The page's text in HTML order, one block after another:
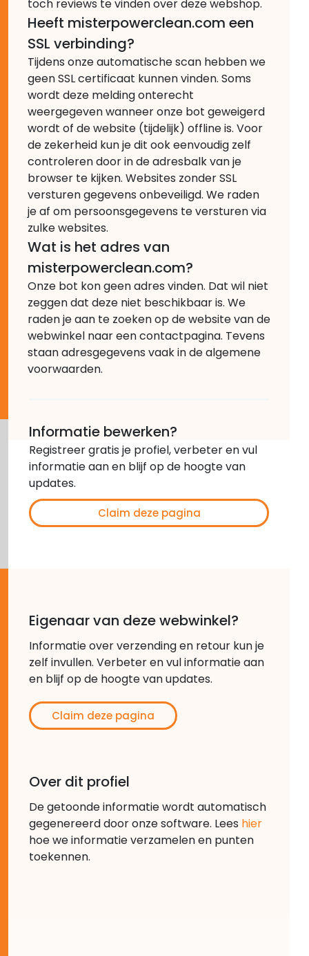
toch reviews te vinden over deze webshop.
Heeft misterpowerclean.com een
SSL verbinding?
Tijdens onze automatische scan hebben we
geen SSL certificaat kunnen vinden. Soms
wordt deze melding onterecht
weergegeven wanneer onze bot geweigerd
wordt of de website (tijdelijk) offline is. Voor
de zekerheid kun je dit ook eenvoudig zelf
controleren door in de adresbalk van je
browser te kijken. Websites zonder SSL
versturen gegevens onbeveiligd. We raden
je af om persoonsgegevens te versturen via
zulke websites.
Wat is het adres van
misterpowerclean.com?
Onze bot kon geen adres vinden. Dat wil niet
zeggen dat deze niet beschikbaar is. We
raden je aan te zoeken op de website van de
webwinkel naar een contactpagina. Tevens
staan adresgegevens vaak in de algemene
voorwaarden.
Informatie bewerken?
Registreer gratis je profiel, verbeter en vul
informatie aan en blijf op de hoogte van
updates.
Claim deze pagina
Eigenaar van deze webwinkel?
Informatie over verzending en retour kun je
zelf invullen. Verbeter en vul informatie aan
en blijf op de hoogte van updates.
Claim deze pagina
Over dit profiel
De getoonde informatie wordt automatisch
gegenereerd door onze software. Lees hier
hoe we informatie verzamelen en punten
toekennen.